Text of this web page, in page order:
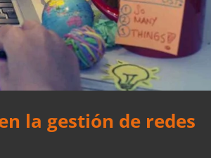
la gestión de redes